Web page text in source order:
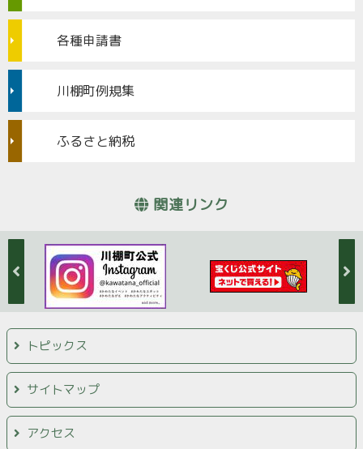
各種申請書
川棚町例規集
ふるさと納税
関連リンク
トピックス
サイトマップ
アクセス